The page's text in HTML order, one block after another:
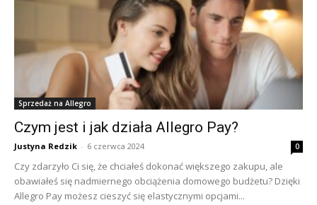
Sprzedaż na Allegro
Czym jest i jak działa Allegro Pay?
Justyna Redzik - 6 czerwca 2024 0
Czy zdarzyło Ci się, że chciałeś dokonać większego zakupu, ale
obawiałeś się nadmiernego obciążenia domowego budżetu? Dzięki
Allegro Pay możesz cieszyć się elastycznymi opcjami...